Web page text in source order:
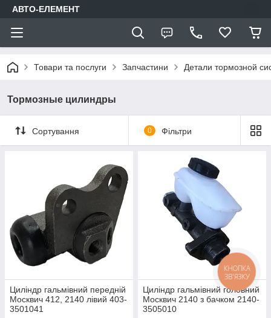
АВТО-ЕЛЕМЕНТ
Товари та послуги Запчастини Детали тормозной
Тормозные цилиндры
Сортування 0 Фільтри
Циліндр гальмівний передній
Москвич 412, 2140 лівий 403-
3501041
Циліндр гальмівний головний
Москвич 2140 з бачком 2140-
3505010
КНОПКА
ЗВ'ЯЗКУ